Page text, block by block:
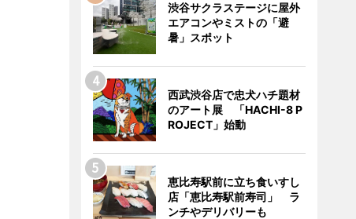
渋谷サクラステージに屋外
エアコンやミストの「避
暑」スポット
西武渋谷店で忠犬ハチ題材
のアート展 「HACHI-8 P
ROJECT」始動
恵比寿駅前に立ち食いすし
店「恵比寿駅前寿司」 ラ
ンチやデリバリーも